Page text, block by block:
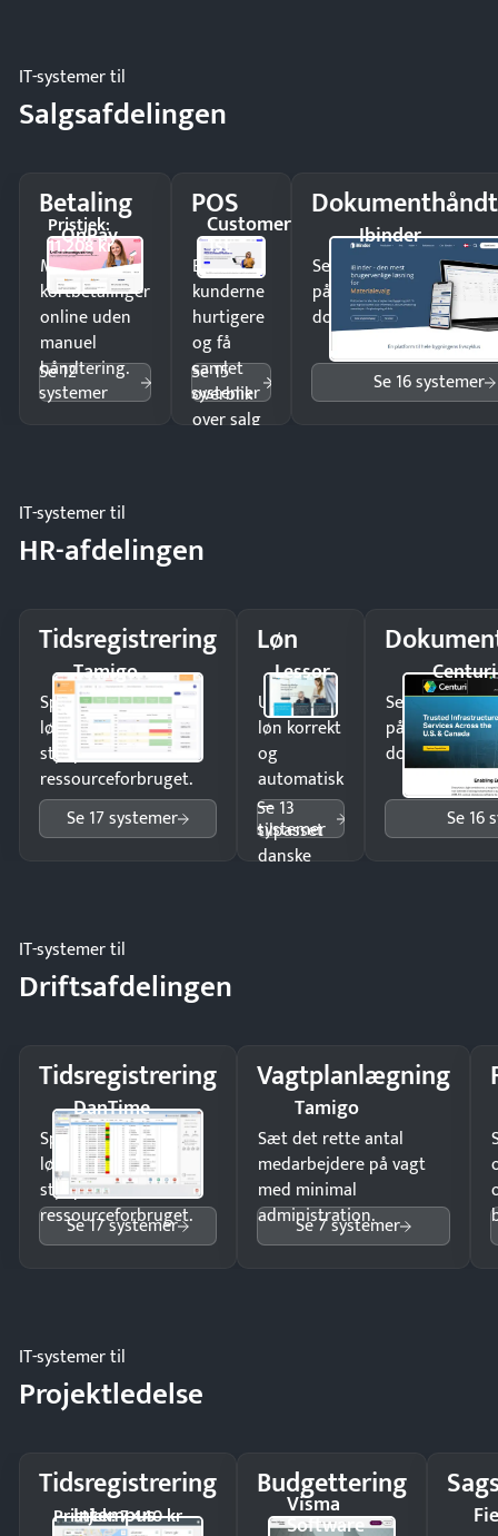
IT-systemer til
Salgsafdelingen
Betaling
OnPay
Pristjek:
11.208 kr
Modtag
kortbetalinger
online uden
manuel
håndtering.
Se 12
systemer
POS
Customer
1st
Ekspedér
kunderne
hurtigere
og få
samlet
overblik
over salg
Se 15
systemer
Ibinder
Send kontrakter til
på minutter og mist
dokumenter.
Se 16 systemer
IT-systemer til
HR-afdelingen
Tidsregistrering
Tamigo
Spar tid på
lønberegning og få
styr på
ressourceforbruget.
Se 17 systemer
Løn
Lessor
Udbetal
løn korrekt
og
automatisk
—
tilpasset
danske
Se 13
systemer
Centuri
Send
på minutter
dokumenter.
Se 16
IT-systemer til
Driftsafdelingen
Tidsregistrering
DanTime
Spar tid på
lønberegning og få
styr på
ressourceforbruget.
Se 17 systemer
Vagtplanlægning
Tamigo
Sæt det rette antal
medarbejdere på vagt
med minimal
administration.
Se 7 systemer
IT-systemer til
Projektledelse
Tidsregistrering
Intempus
Pristjek: 7.440 kr
Budgettering
Visma
Software